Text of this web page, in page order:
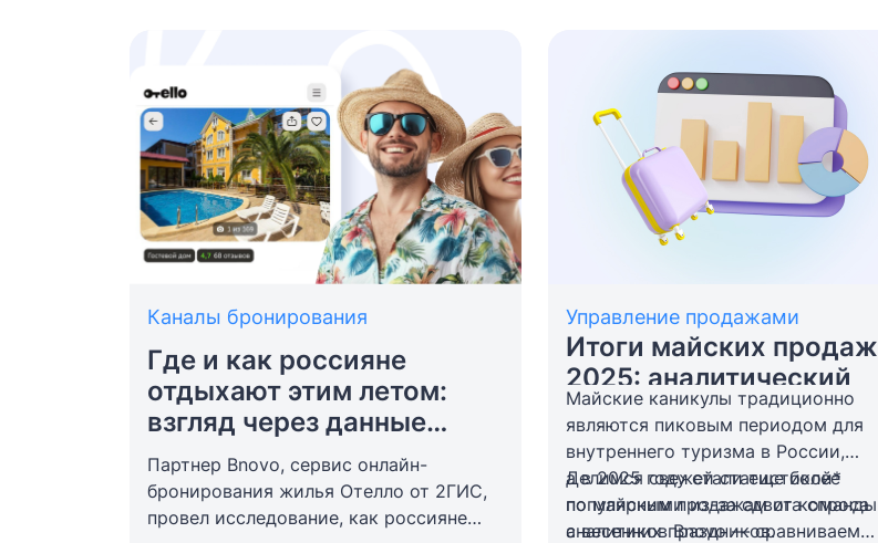
требовательным к ценности
предложения.
Каналы бронирования
Где и как россияне
отдыхают этим летом:
взгляд через данные
Отелло
Партнер Bnovo, сервис онлайн-
бронирования жилья Отелло от 2ГИС,
провел исследование, как россияне
Управление продажами
Итоги майских продаж
2025: аналитический
обзор Bnovo
Майские каникулы традиционно
являются пиковым периодом для
внутреннего туризма в России,
а в 2025 году стали еще более
популярными из-за сдвига спроса
с весенних праздников.
Делимся свежей статистикой*
по майским продажам от команды
аналитиков Bnovo — сравниваем